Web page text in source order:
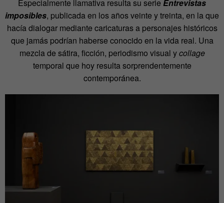
Especialmente llamativa resulta su serie Entrevistas
imposibles, publicada en los años veinte y treinta, en la que
hacía dialogar mediante caricaturas a personajes históricos
que jamás podrían haberse conocido en la vida real. Una
mezcla de sátira, ficción, periodismo visual ycollage
temporal que hoy resulta sorprendentemente
contemporánea.